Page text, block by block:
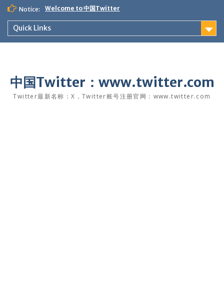
Skip
content
Notice: Welcome to 中国Twitter
Quick Links
中国Twitter：www.twitter.com
Twitter最新名称：X，Twitter账号注册官网：www.twitter.com